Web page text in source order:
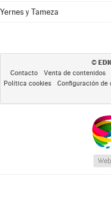
Yernes y Tameza
©
Contacto Venta de contenidos
Política cookies
Configuración de